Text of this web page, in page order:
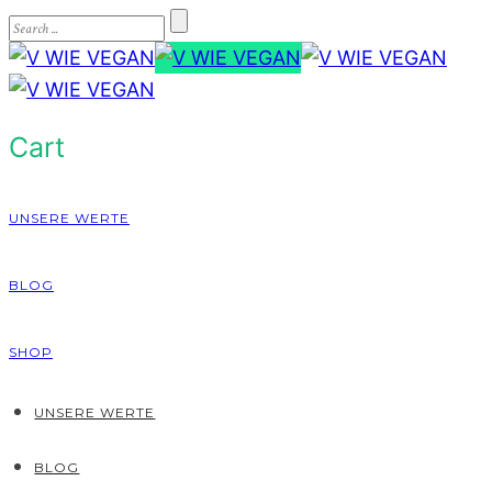
Cart
UNSERE WERTE
BLOG
SHOP
UNSERE WERTE
BLOG